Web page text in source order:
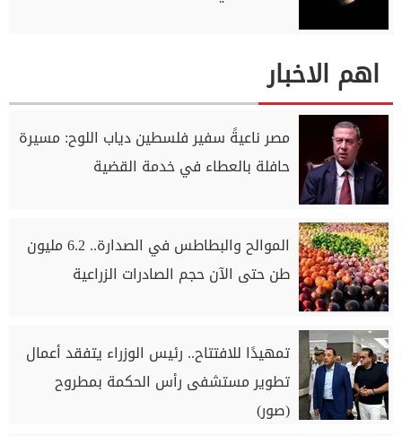
اهم الاخبار
مصر ناعيةً سفير فلسطين دياب اللوح: مسيرة
حافلة بالعطاء في خدمة القضية
الموالح والبطاطس في الصدارة.. 6.2 مليون
طن حتى الآن حجم الصادرات الزراعية
تمهيدًا للافتتاح.. رئيس الوزراء يتفقد أعمال
تطوير مستشفى رأس الحكمة بمطروح
(صور)